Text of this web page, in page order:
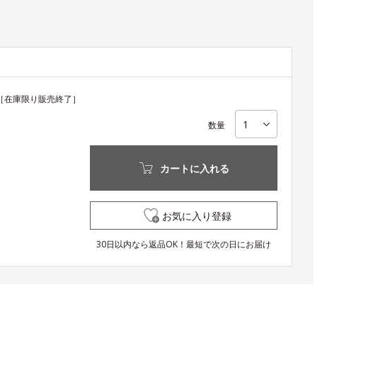
［在庫限り販売終了］
数量
カートに入れる
お気に入り登録
30日以内なら返品OK！最短で次の日にお届け